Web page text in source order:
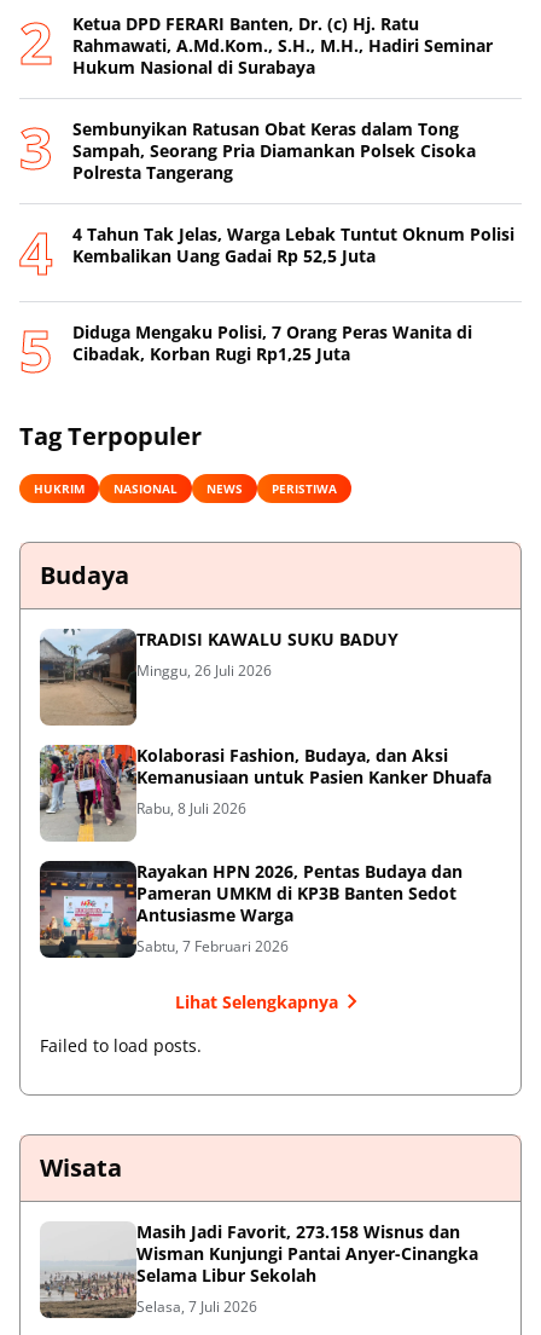
Ketua DPD FERARI Banten, Dr. (c) Hj. Ratu
Rahmawati, A.Md.Kom., S.H., M.H., Hadiri Seminar
Hukum Nasional di Surabaya
Sembunyikan Ratusan Obat Keras dalam Tong
Sampah, Seorang Pria Diamankan Polsek Cisoka
Polresta Tangerang
4 Tahun Tak Jelas, Warga Lebak Tuntut Oknum Polisi
Kembalikan Uang Gadai Rp 52,5 Juta
Diduga Mengaku Polisi, 7 Orang Peras Wanita di
Cibadak, Korban Rugi Rp1,25 Juta
Tag Terpopuler
HUKRIM NASIONAL NEWS PERISTIWA
Budaya
TRADISI KAWALU SUKU BADUY
Minggu, 26 Juli 2026
Kolaborasi Fashion, Budaya, dan Aksi
Kemanusiaan untuk Pasien Kanker Dhuafa
Rabu, 8 Juli 2026
Rayakan HPN 2026, Pentas Budaya dan
Pameran UMKM di KP3B Banten Sedot
Antusiasme Warga
Sabtu, 7 Februari 2026
Lihat Selengkapnya
Failed to load posts.
Wisata
Masih Jadi Favorit, 273.158 Wisnus dan
Wisman Kunjungi Pantai Anyer-Cinangka
Selama Libur Sekolah
Selasa, 7 Juli 2026